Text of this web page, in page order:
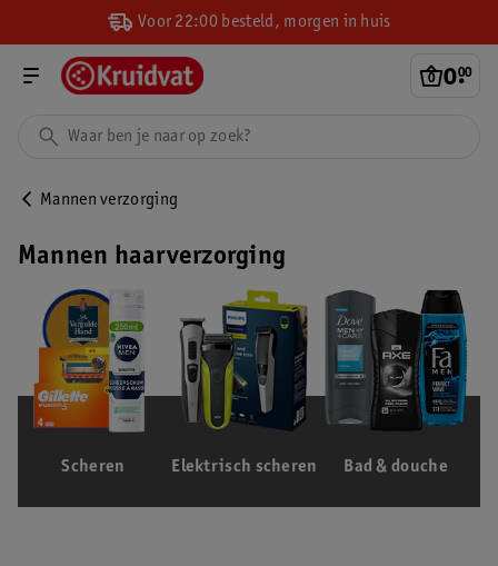
Voor 22:00 besteld, morgen in huis
0.
00
Mannen verzorging
Mannen haarverzorging
Scheren Elektrisch scheren Bad & douche